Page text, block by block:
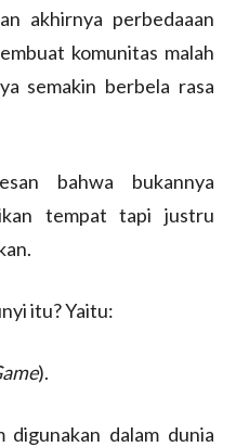
akhirnya perbedaaan
komunitas malah
semakin berbela rasa
bahwa bukannya
tempat tapi justru
itu? Yaitu:
).
digunakan dalam dunia